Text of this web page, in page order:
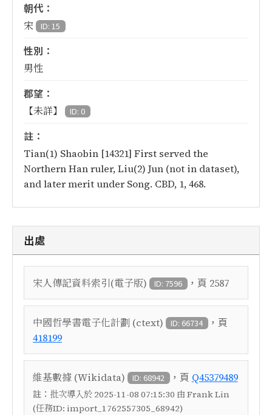
朝代：
宋 ID: 15
性別：
男性
郡望：
【未詳】 ID: 0
註：
Tian(1) Shaobin [14321] First served the
Northern Han ruler, Liu(2) Jun (not in dataset),
and later merit under Song. CBD, 1, 468.
出處
宋人傳記資料索引(電子版) ID: 7596 ，頁 2587
中國哲學書電子化計劃 (ctext) ID: 66734 ，頁
418199
維基數據 (Wikidata) ID: 68942 ，頁 Q45379489
註： 批次導入於 2025-11-08 07:15:30 由 Frank Lin
(任務ID: import_1762557305_68942)